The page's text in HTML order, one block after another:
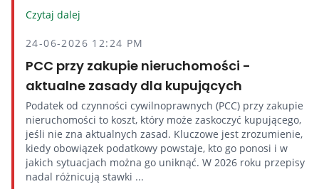
Czytaj dalej
24-06-2026 12:24 PM
PCC przy zakupie nieruchomości -
aktualne zasady dla kupujących
Podatek od czynności cywilnoprawnych (PCC) przy zakupie
nieruchomości to koszt, który może zaskoczyć kupującego,
jeśli nie zna aktualnych zasad. Kluczowe jest zrozumienie,
kiedy obowiązek podatkowy powstaje, kto go ponosi i w
jakich sytuacjach można go uniknąć. W 2026 roku przepisy
nadal różnicują stawki ...